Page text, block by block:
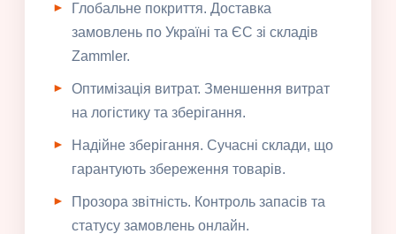
Глобальне покриття. Доставка
замовлень по Україні та ЄС зі складів
Zammler.
Оптимізація витрат. Зменшення витрат
на логістику та зберігання.
Надійне зберігання. Сучасні склади, що
гарантують збереження товарів.
Прозора звітність. Контроль запасів та
статусу замовлень онлайн.